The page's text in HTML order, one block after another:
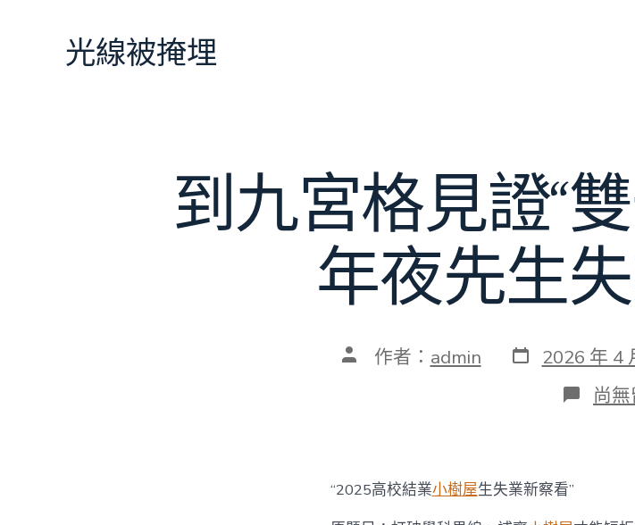
光線被掩埋
到九宮格見證“
年夜先生
文 作者： admin 發
表
2026 年 4
在
〈到
“雙
尚
“2025高校結業小樹屋生失業新察看”